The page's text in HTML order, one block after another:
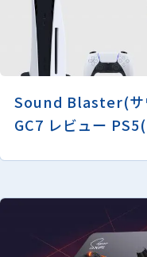
Sound Blaster(サ
GC7 レビュー